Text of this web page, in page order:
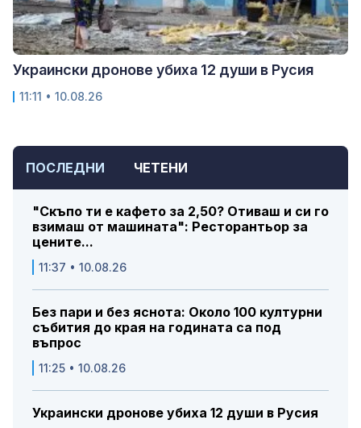
ПОСЛЕДНИ ЧЕТЕНИ
"Скъпо ти е кафето за 2,50? Отиваш и си го
взимаш от машината": Ресторантьор за
цените...
11:37 • 10.08.26
Без пари и без яснота: Около 100 културни
събития до края на годината са под
въпрос
11:25 • 10.08.26
Украински дронове убиха 12 души в Русия
Украински дронове убиха 12 души в Русия
11:11 • 10.08.26